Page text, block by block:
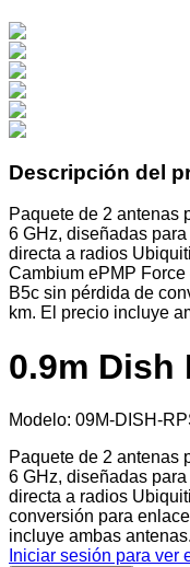
Descripción del
Paquete de 2 antenas
6 GHz, diseñadas
directa a radios
Cambium ePMP
B5c sin pérdida de
km. El precio incluye
0.9m Dish
Modelo: 09M-DISH-
Paquete de 2 antenas
6 GHz, diseñadas
directa a radios
conversión para
incluye ambas antenas.
Iniciar sesión para ver